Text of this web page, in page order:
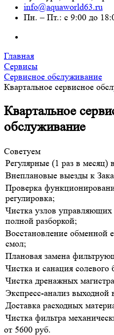
info@aquaworld63.ru
Пн. – Пт.: с 9:00 до
Главная
Сервисы
Сервисное обслуживание
Квартальное сервисное
Квартальное
обслуживание
Cоветуем
Регулярные (1 раз в месяц)
Внеплановые выезды к
Проверка
регулировка;
Чистка узлов управляющих
полной разборкой;
Восстановление обменной
смол;
Плановая замена
Чистка и санация солевого
Чистка дренажных
Экспресс-анализ выходной
Доставка расходных
Чистка фильтра
от 5600 руб.